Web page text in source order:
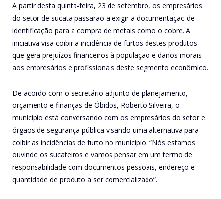
A partir desta quinta-feira, 23 de setembro, os empresários
do setor de sucata passarão a exigir a documentação de
identificação para a compra de metais como o cobre. A
iniciativa visa coibir a incidência de furtos destes produtos
que gera prejuízos financeiros à população e danos morais
aos empresários e profissionais deste segmento econômico.
De acordo com o secretário adjunto de planejamento,
orçamento e finanças de Óbidos, Roberto Silveira, o
município está conversando com os empresários do setor e
órgãos de segurança pública visando uma alternativa para
coibir as incidências de furto no município. “Nós estamos
ouvindo os sucateiros e vamos pensar em um termo de
responsabilidade com documentos pessoais, endereço e
quantidade de produto a ser comercializado”.